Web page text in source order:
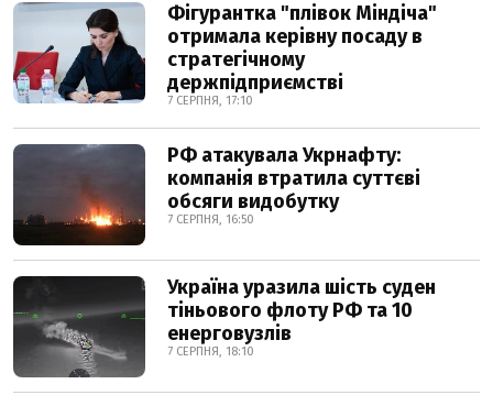
Фігурантка "плівок Міндіча"
отримала керівну посаду в
стратегічному
держпідприємстві
7 СЕРПНЯ, 17:10
РФ атакувала Укрнафту:
компанія втратила суттєві
обсяги видобутку
7 СЕРПНЯ, 16:50
Україна уразила шість суден
тіньового флоту РФ та 10
енерговузлів
7 СЕРПНЯ, 18:10